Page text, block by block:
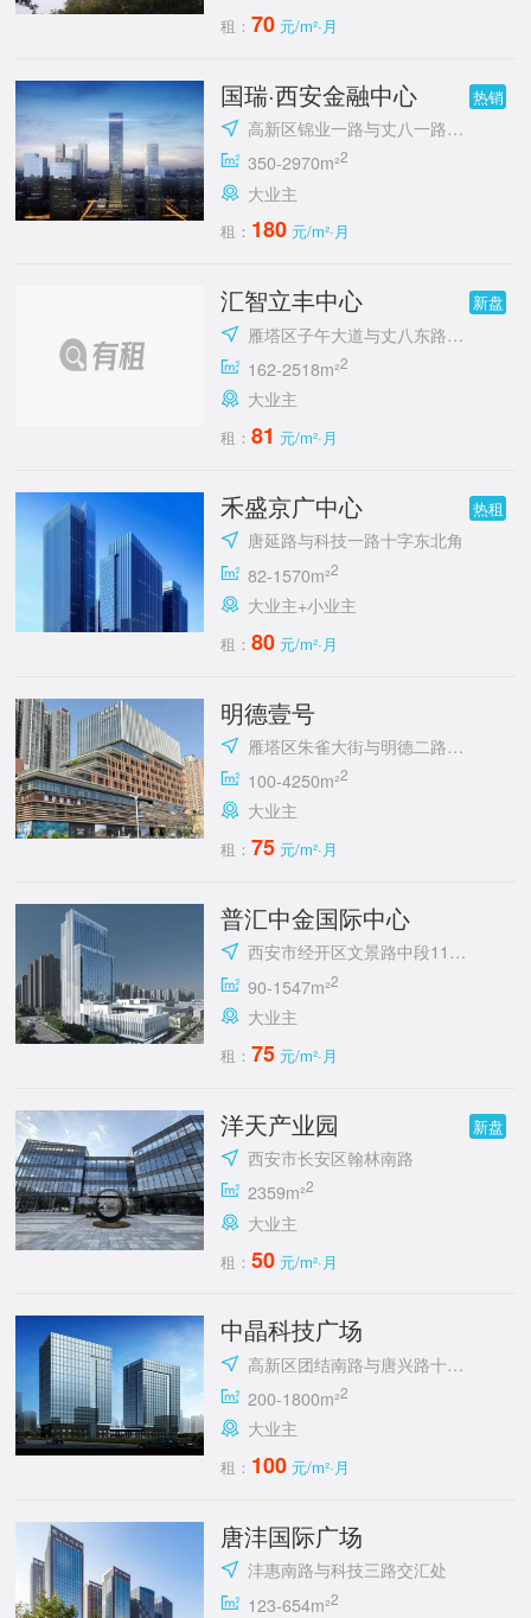
租：70 元/m²·月
国瑞·西安金融中心 热销
高新区锦业一路与丈八一路交汇处东南角
350-2970m²2
大业主
租： 180 元/m²·月
汇智立丰中心 新盘
雁塔区子午大道与丈八东路十字立丰城
162-2518m²2
大业主
租：81 元/m²·月
禾盛京广中心 热租
唐延路与科技一路十字东北角
82-1570m²2
大业主+小业主
租：80 元/m²·月
明德壹号
雁塔区朱雀大街与明德二路十字东北角
100-4250m²2
大业主
租：75 元/m²·月
普汇中金国际中心
西安市经开区文景路中段118号
90-1547m²2
大业主
租：75 元/m²·月
洋天产业园 新盘
西安市长安区翰林南路
2359m²2
大业主
租：50 元/m²·月
中晶科技广场
高新区团结南路与唐兴路十字东南角
200-1800m²2
大业主
租： 100 元/m²·月
唐沣国际广场
沣惠南路与科技三路交汇处
123-654m²2